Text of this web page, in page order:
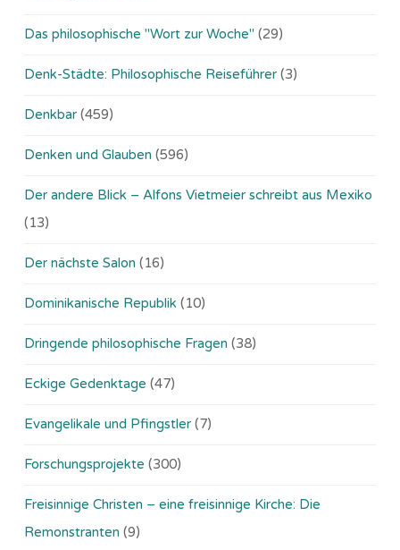
Das philosophische "Wort zur Woche" (29)
Denk-Städte: Philosophische Reiseführer (3)
Denkbar (459)
Denken und Glauben (596)
Der andere Blick – Alfons Vietmeier schreibt aus Mexiko
(13)
Der nächste Salon (16)
Dominikanische Republik (10)
Dringende philosophische Fragen (38)
Eckige Gedenktage (47)
Evangelikale und Pfingstler (7)
Forschungsprojekte (300)
Freisinnige Christen – eine freisinnige Kirche: Die
Remonstranten (9)